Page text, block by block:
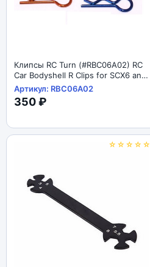
Клипсы RC Turn (#RBC06A02) RC
Car Bodyshell R Clips for SCX6 and
other 1/6 / 1/8 Scale Cars - Curved
Blue
Артикул: RBC06A02
350 ₽
☆☆☆☆☆